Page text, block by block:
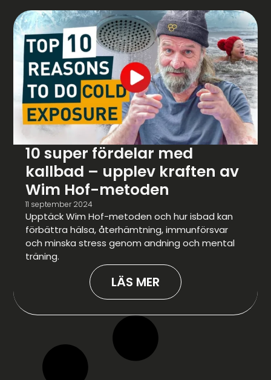
10 super fördelar med
kallbad – upplev kraften av
Wim Hof-metoden
11 september 2024
Upptäck Wim Hof-metoden och hur isbad kan
förbättra hälsa, återhämtning, immunförsvar
och minska stress genom andning och mental
träning.
LÄS MER